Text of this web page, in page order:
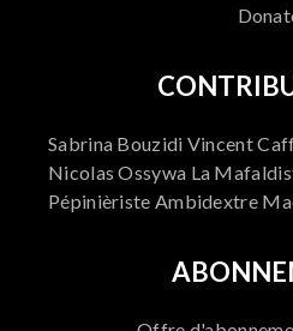
Sabrina Bouzidi Vincent
Nicolas Ossywa La
Pépinièriste Ambidextre